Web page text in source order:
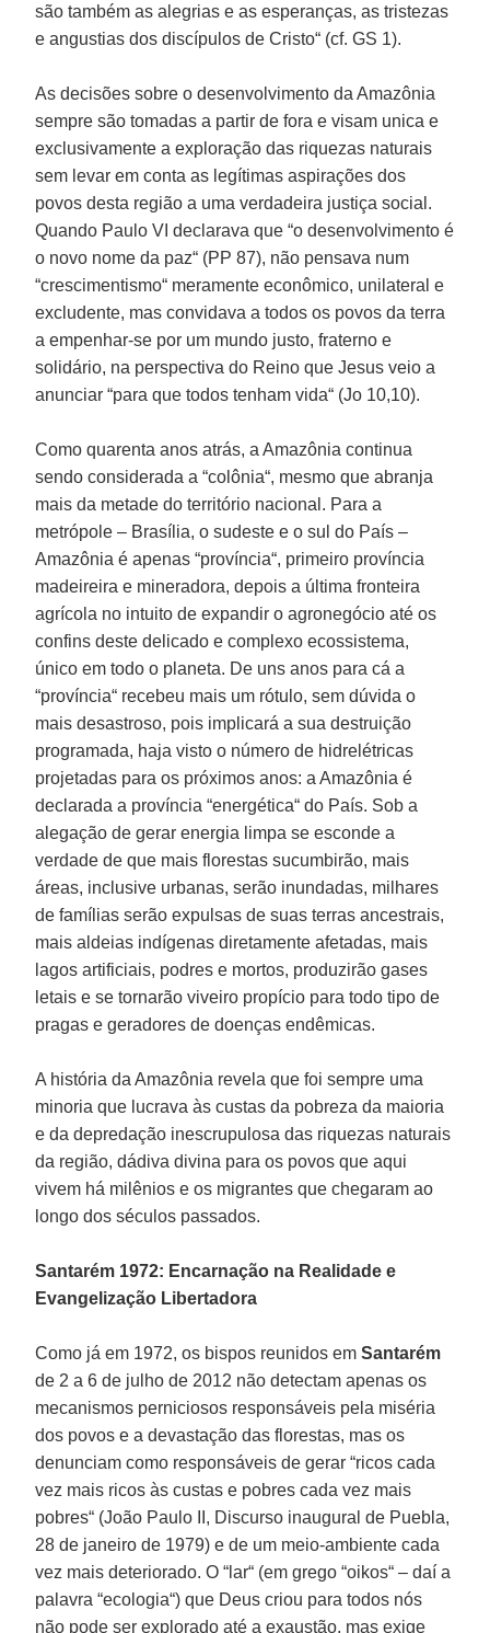
são também as alegrias e as esperanças, as tristezas
e angustias dos discípulos de Cristo“ (cf. GS 1).
As decisões sobre o desenvolvimento da Amazônia
sempre são tomadas a partir de fora e visam unica e
exclusivamente a exploração das riquezas naturais
sem levar em conta as legítimas aspirações dos
povos desta região a uma verdadeira justiça social.
Quando Paulo VI declarava que “o desenvolvimento é
o novo nome da paz“ (PP 87), não pensava num
“crescimentismo“ meramente econômico, unilateral e
excludente, mas convidava a todos os povos da terra
a empenhar-se por um mundo justo, fraterno e
solidário, na perspectiva do Reino que Jesus veio a
anunciar “para que todos tenham vida“ (Jo 10,10).
Como quarenta anos atrás, a Amazônia continua
sendo considerada a “colônia“, mesmo que abranja
mais da metade do território nacional. Para a
metrópole – Brasília, o sudeste e o sul do País –
Amazônia é apenas “província“, primeiro província
madeireira e mineradora, depois a última fronteira
agrícola no intuito de expandir o agronegócio até os
confins deste delicado e complexo ecossistema,
único em todo o planeta. De uns anos para cá a
“província“ recebeu mais um rótulo, sem dúvida o
mais desastroso, pois implicará a sua destruição
programada, haja visto o número de hidrelétricas
projetadas para os próximos anos: a Amazônia é
declarada a província “energética“ do País. Sob a
alegação de gerar energia limpa se esconde a
verdade de que mais florestas sucumbirão, mais
áreas, inclusive urbanas, serão inundadas, milhares
de famílias serão expulsas de suas terras ancestrais,
mais aldeias indígenas diretamente afetadas, mais
lagos artificiais, podres e mortos, produzirão gases
letais e se tornarão viveiro propício para todo tipo de
pragas e geradores de doenças endêmicas.
A história da Amazônia revela que foi sempre uma
minoria que lucrava às custas da pobreza da maioria
e da depredação inescrupulosa das riquezas naturais
da região, dádiva divina para os povos que aqui
vivem há milênios e os migrantes que chegaram ao
longo dos séculos passados.
Santarém 1972: Encarnação na Realidade e
Evangelização Libertadora
Como já em 1972, os bispos reunidos emSantarém
de 2 a 6 de julho de 2012 não detectam apenas os
mecanismos perniciosos responsáveis pela miséria
dos povos e a devastação das florestas, mas os
denunciam como responsáveis de gerar “ricos cada
vez mais ricos às custas e pobres cada vez mais
pobres“ (João Paulo II, Discurso inaugural de Puebla,
28 de janeiro de 1979) e de um meio-ambiente cada
vez mais deteriorado. O “lar“ (em grego “oikos“ – daí a
palavra “ecologia“) que Deus criou para todos nós
não pode ser explorado até a exaustão, mas exige